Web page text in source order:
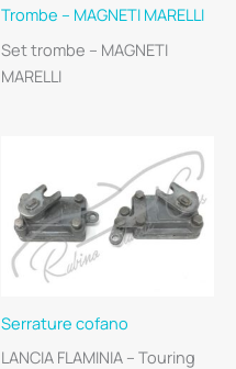
Trombe – MAGNETI MARELLI
Set trombe – MAGNETI
MARELLI
Serrature cofano
LANCIA FLAMINIA – Touring